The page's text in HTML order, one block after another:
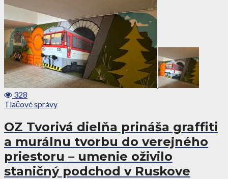
328
Tlačové správy
OZ Tvorivá dielňa prináša graffiti
a murálnu tvorbu do verejného
priestoru – umenie oživilo
staničný podchod v Ruskove